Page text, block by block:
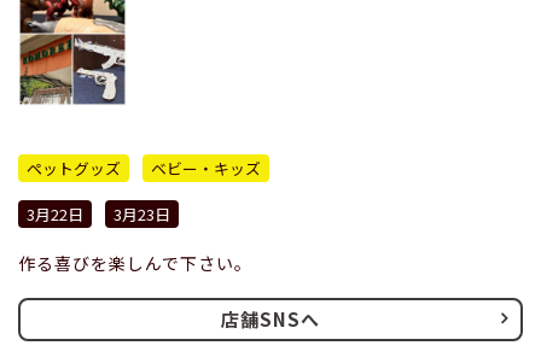
ペットグッズ
ベビー・キッズ
3月22日
3月23日
作る喜びを楽しんで下さい。
店舗SNSへ